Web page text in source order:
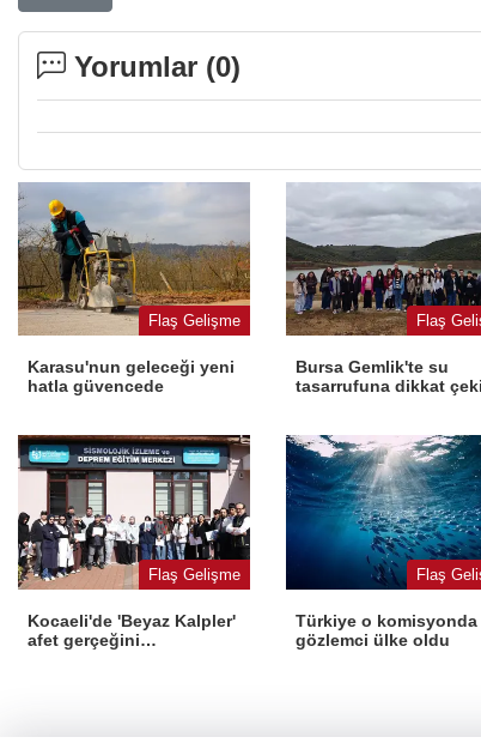
Yorumlar (0)
Flaş Gelişme
Karasu'nun geleceği yeni
hatla güvencede
Flaş
Bursa Gemlik'te su
tasarrufuna dikkat
Flaş Gelişme
Kocaeli'de 'Beyaz Kalpler'
afet gerçeğini
Flaş
Türkiye o komisyonda
gözlemci ülke oldu